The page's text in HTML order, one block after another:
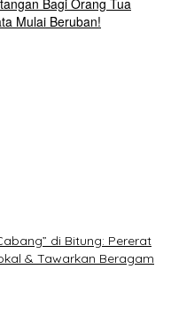
Bagi Orang Tua
Mulai Beruban!
di Bitung: Pererat
& Tawarkan Beragam